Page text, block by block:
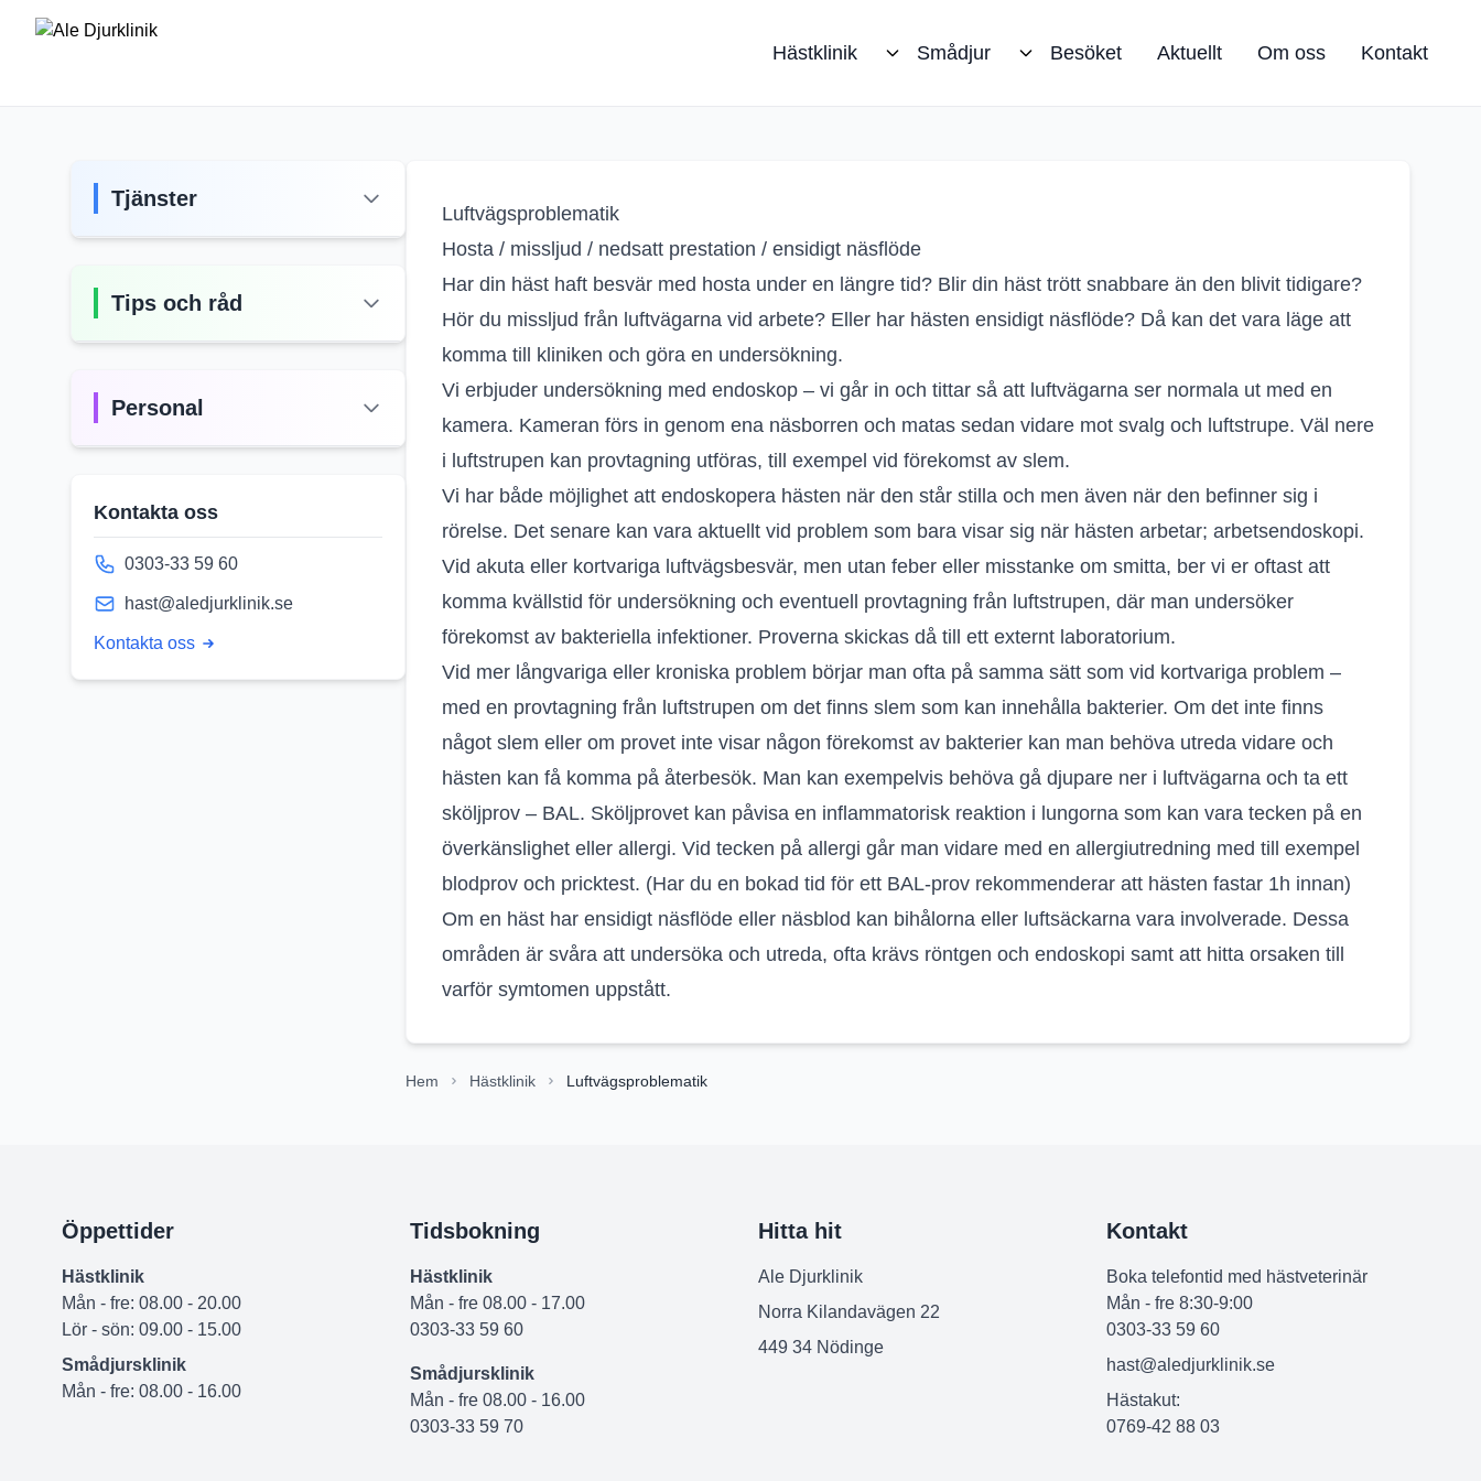
Hästklinik Smådjur Besöket Aktuellt Om oss Kontakt
Tjänster
Tips och råd
Personal
Kontakta oss
0303-33 59 60
hast@aledjurklinik.se
Kontakta oss
Luftvägsproblematik
Hosta / missljud / nedsatt prestation / ensidigt näsflöde
Har din häst haft besvär med hosta under en längre tid? Blir din häst trött snabbare än den blivit tidigare?
Hör du missljud från luftvägarna vid arbete? Eller har hästen ensidigt näsflöde? Då kan det vara läge att
komma till kliniken och göra en undersökning.
Vi erbjuder undersökning med endoskop – vi går in och tittar så att luftvägarna ser normala ut med en
kamera. Kameran förs in genom ena näsborren och matas sedan vidare mot svalg och luftstrupe. Väl nere
i luftstrupen kan provtagning utföras, till exempel vid förekomst av slem.
Vi har både möjlighet att endoskopera hästen när den står stilla och men även när den befinner sig i
rörelse. Det senare kan vara aktuellt vid problem som bara visar sig när hästen arbetar; arbetsendoskopi.
Vid akuta eller kortvariga luftvägsbesvär, men utan feber eller misstanke om smitta, ber vi er oftast att
komma kvällstid för undersökning och eventuell provtagning från luftstrupen, där man undersöker
förekomst av bakteriella infektioner. Proverna skickas då till ett externt laboratorium.
Vid mer långvariga eller kroniska problem börjar man ofta på samma sätt som vid kortvariga problem –
med en provtagning från luftstrupen om det finns slem som kan innehålla bakterier. Om det inte finns
något slem eller om provet inte visar någon förekomst av bakterier kan man behöva utreda vidare och
hästen kan få komma på återbesök. Man kan exempelvis behöva gå djupare ner i luftvägarna och ta ett
sköljprov – BAL. Sköljprovet kan påvisa en inflammatorisk reaktion i lungorna som kan vara tecken på en
överkänslighet eller allergi. Vid tecken på allergi går man vidare med en allergiutredning med till exempel
blodprov och pricktest. (Har du en bokad tid för ett BAL-prov rekommenderar att hästen fastar 1h innan)
Om en häst har ensidigt näsflöde eller näsblod kan bihålorna eller luftsäckarna vara involverade. Dessa
områden är svåra att undersöka och utreda, ofta krävs röntgen och endoskopi samt att hitta orsaken till
varför symtomen uppstått.
Hem Hästklinik Luftvägsproblematik
Öppettider
Hästklinik
Mån - fre: 08.00 - 20.00
Lör - sön: 09.00 - 15.00
Smådjursklinik
Mån - fre: 08.00 - 16.00
Tidsbokning
Hästklinik
Mån - fre 08.00 - 17.00
0303-33 59 60
Smådjursklinik
Mån - fre 08.00 - 16.00
0303-33 59 70
Hitta hit
Ale Djurklinik
Norra Kilandavägen 22
449 34 Nödinge
Kontakt
Boka telefontid med hästveterinär
Mån - fre 8:30-9:00
0303-33 59 60
hast@aledjurklinik.se
Hästakut:
0769-42 88 03